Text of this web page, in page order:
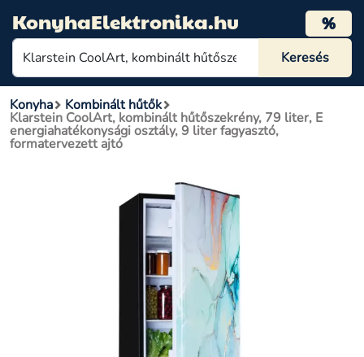
KonyhaElektronika.hu %
Konyha Kombinált hűtők
Klarstein CoolArt, kombinált hűtőszekrény, 79 liter, E
energiahatékonysági osztály, 9 liter fagyasztó,
formatervezett ajtó